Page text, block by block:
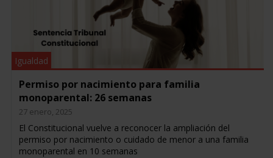
Igualdad
Permiso por nacimiento para familia
monoparental: 26 semanas
27 enero, 2025
El Constitucional vuelve a reconocer la ampliación del
permiso por nacimiento o cuidado de menor a una familia
monoparental en 10 semanas